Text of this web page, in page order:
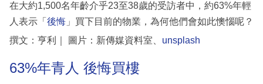
在大約1,500名年齡介乎23至38歲的受訪者中，約63%年輕
人表示「 後悔 」買下目前的物業，為何他們會如此懊惱呢？
撰文：亨利｜ 圖片：新傳媒資料室、 unsplash
63%年青人 後悔買樓